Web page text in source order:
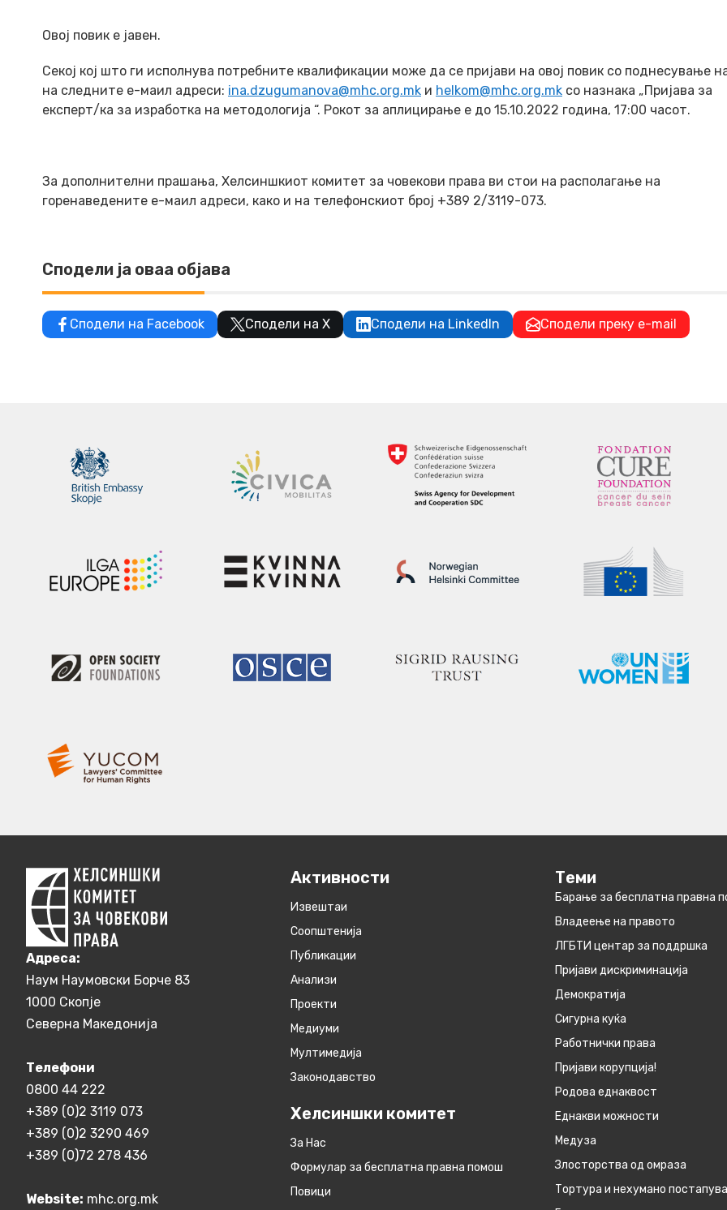
Овој повик е јавен.
Секој кој што ги исполнува потребните квалификации може да се пријави на овој повик со поднесување
на следните е-маил адреси: ina.dzugumanova@mhc.org.mk и helkom@mhc.org.mk со назнака „Пријава за
експерт/ка за изработка на методологија “. Рокот за аплицирање е до 15.10.2022 година, 17:00 часот.
За дополнителни прашања, Хелсиншкиот комитет за човекови права ви стои на располагање на
горенаведените е-маил адреси, како и на телефонскиот број +389 2/3119-073.
Сподели ја оваа објава
Сподели на Facebook Сподели на X Сподели на LinkedIn Сподели преку e-mail
Aдреса:
Наум Наумовски Борче 83
1000 Скопје
Северна Македонија
Телефони
0800 44 222
+389 (0)2 3119 073
+389 (0)2 3290 469
+389 (0)72 278 436
Website: mhc.org.mk
Активности
Извештаи
Соопштенија
Публикации
Анализи
Проекти
Медиуми
Мултимедија
Законодавство
Хелсиншки комитет
За Нас
Формулар за бесплатна правна помош
Повици
Теми
Барање за бесплатна правна
Владеење на правото
ЛГБТИ центар за поддршка
Пријави дискриминација
Демократија
Сигурна куќа
Работнички права
Пријави корупција!
Родова еднаквост
Eднакви можности
Медуза
Злосторства од омраза
Тортура и нехумано